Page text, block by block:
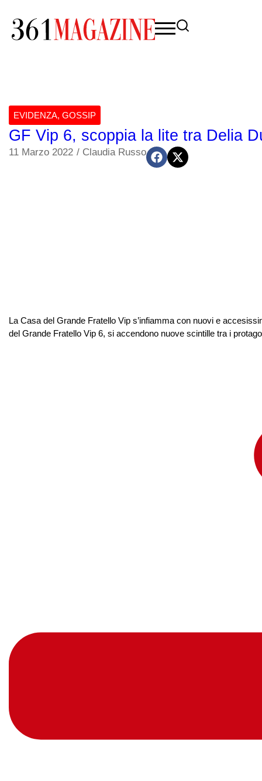
EVIDENZA, GOSSIP
GF Vip 6, scoppia la lite tra Delia
11 Marzo 2022 / Claudia Russo
La Casa del Grande Fratello Vip s’infiamma con nuovi e
del Grande Fratello Vip 6, si accendono nuove scintille tra i